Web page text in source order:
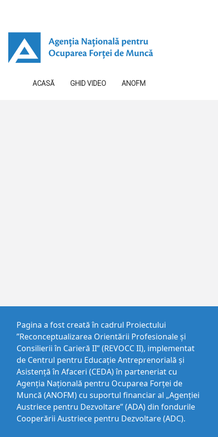
ACASĂ GHID VIDEO ANOFM
Pagina a fost creată în cadrul Proiectului
”Reconceptualizarea Orientării Profesionale și
Consilierii în Carieră II” (REVOCC II), implementat
de Centrul pentru Educaţie Antreprenorială şi
Asistenţă în Afaceri (CEDA) în parteneriat cu
Agenția Națională pentru Ocuparea Forței de
Muncă (ANOFM) cu suportul financiar al „Agenției
Austriece pentru Dezvoltare” (ADA) din fondurile
Cooperării Austriece pentru Dezvoltare (ADC).